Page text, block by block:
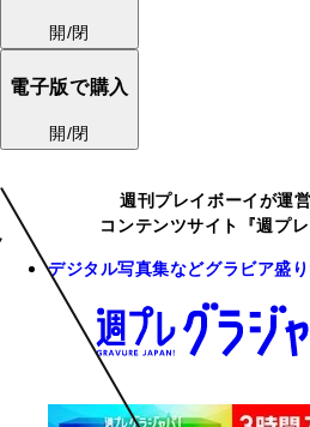
開/閉
電子版で購入
開/閉
週刊プレイボーイが運
コンテンツサイト『週プレ
デジタル写真集などグラビア盛